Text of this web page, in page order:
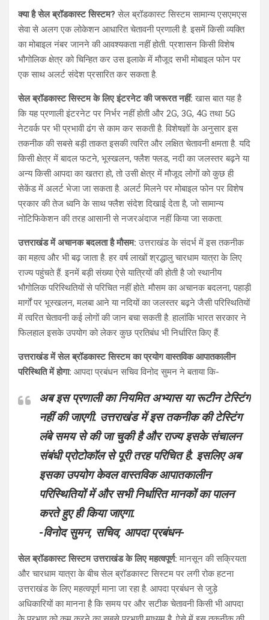
क्या है सेल ब्रॉडकास्ट सिस्टम?सेल ब्रॉडकास्ट सिस्टम सामान्य एसएमएस
सेवा से अलग एक लोकेशन आधारित चेतावनी प्रणाली है. इसमें किसी व्यक्ति
का मोबाइल नंबर जानने की आवश्यकता नहीं होती. प्रशासन किसी विशेष
भौगोलिक क्षेत्र को चिन्हित कर उस इलाके में मौजूद सभी मोबाइल फोन पर
एक साथ अलर्ट संदेश प्रसारित कर सकता है.
सेल ब्रॉडकास्ट सिस्टम के लिए इंटरनेट की जरूरत नहीं: खास बात यह है
कि यह प्रणाली इंटरनेट पर निर्भर नहीं होती और 2G, 3G, 4G तथा 5G
नेटवर्क पर भी प्रभावी ढंग से काम कर सकती है. विशेषज्ञों के अनुसार इस
तकनीक की सबसे बड़ी ताकत इसकी त्वरित और लक्षित चेतावनी क्षमता है. यदि
किसी क्षेत्र में बादल फटने, भूस्खलन, फ्लैश फ्लड, नदी का जलस्तर बढ़ने या
अन्य किसी आपदा का खतरा हो, तो उसी क्षेत्र में मौजूद लोगों को कुछ ही
सेकेंड में अलर्ट भेजा जा सकता है. अलर्ट मिलने पर मोबाइल फोन पर विशेष
प्रकार की तेज ध्वनि के साथ फ्लैश संदेश दिखाई देता है, जो सामान्य
नोटिफिकेशन की तरह आसानी से नजरअंदाज नहीं किया जा सकता.
उत्तराखंड में अचानक बदलता है मौसम: उत्तराखंड के संदर्भ में इस तकनीक
का महत्व और भी बढ़ जाता है. हर वर्ष लाखों श्रद्धालु चारधाम यात्रा के लिए
राज्य पहुंचते हैं. इनमें बड़ी संख्या ऐसे यात्रियों की होती है जो स्थानीय
भौगोलिक परिस्थितियों से परिचित नहीं होते. मौसम का अचानक बदलना, पहाड़ी
मार्गों पर भूस्खलन, मलबा आने या नदियों का जलस्तर बढ़ने जैसी परिस्थितियों
में त्वरित चेतावनी कई लोगों की जान बचा सकती है. हालांकि भारत सरकार ने
फिलहाल इसके उपयोग को लेकर कुछ प्रतिबंध भी निर्धारित किए हैं.
उत्तराखंड में सेल ब्रॉडकास्ट सिस्टम का प्रयोग वास्तविक आपातकालीन
परिस्थिति में होगा: आपदा प्रबंधन सचिव विनोद सुमन ने बताया कि-
अब इस प्रणाली का नियमित अभ्यास या रूटीन टेस्टिंग
नहीं की जाएगी. उत्तराखंड में इस तकनीक की टेस्टिंग
लंबे समय से की जा चुकी है और राज्य इसके संचालन
संबंधी प्रोटोकॉल से पूरी तरह परिचित है. इसलिए अब
इसका उपयोग केवल वास्तविक आपातकालीन
परिस्थितियों में और सभी निर्धारित मानकों का पालन
करते हुए ही किया जाएगा.
-विनोद सुमन, सचिव, आपदा प्रबंधन-
सेल ब्रॉडकास्ट सिस्टम उत्तराखंड के लिए महत्वपूर्ण: मानसून की सक्रियता
और चारधाम यात्रा के बीच सेल ब्रॉडकास्ट सिस्टम पर लगी रोक हटना
उत्तराखंड के लिए महत्वपूर्ण माना जा रहा है. आपदा प्रबंधन से जुड़े
अधिकारियों का मानना है कि समय पर और सटीक चेतावनी किसी भी आपदा